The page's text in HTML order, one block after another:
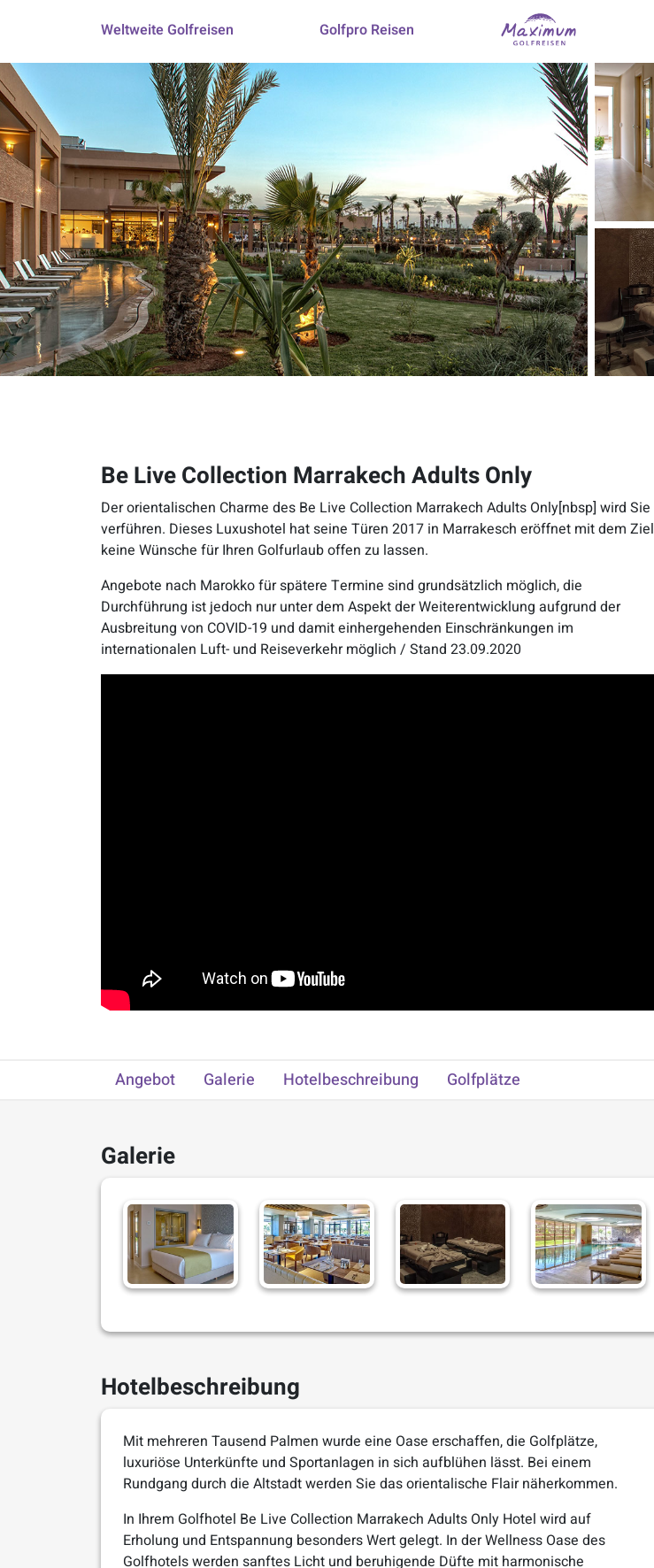
Weltweite Golfreisen Golfpro Reisen
Be Live Collection Marrakech Adults Only
Der orientalischen Charme des Be Live Collection Marrakech Adults Only[nbsp] wird Sie
verführen. Dieses Luxushotel hat seine Türen 2017 in Marrakesch eröffnet mit dem Ziel
keine Wünsche für Ihren Golfurlaub offen zu lassen.
Angebote nach Marokko für spätere Termine sind grundsätzlich möglich, die
Durchführung ist jedoch nur unter dem Aspekt der Weiterentwicklung aufgrund der
Ausbreitung von COVID-19 und damit einhergehenden Einschränkungen im
internationalen Luft- und Reiseverkehr möglich / Stand 23.09.2020
Angebot Galerie Hotelbeschreibung Golfplätze
Galerie
Hotelbeschreibung
Mit mehreren Tausend Palmen wurde eine Oase erschaffen, die Golfplätze,
luxuriöse Unterkünfte und Sportanlagen in sich aufblühen lässt. Bei einem
Rundgang durch die Altstadt werden Sie das orientalische Flair näherkommen.
In Ihrem Golfhotel Be Live Collection Marrakech Adults Only Hotel wird auf
Erholung und Entspannung besonders Wert gelegt. In der Wellness Oase des
Golfhotels werden sanftes Licht und beruhigende Düfte mit harmonische